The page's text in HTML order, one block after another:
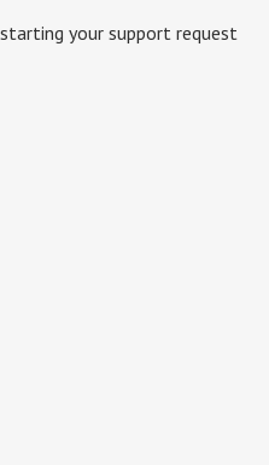
your support request